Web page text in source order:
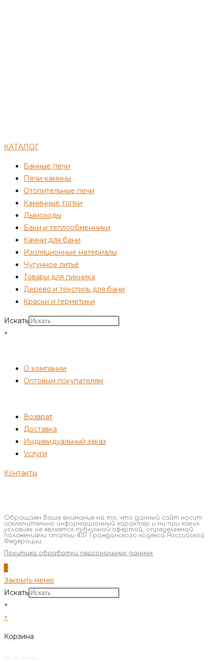
КАТАЛОГ
Банные печи
Печи-камины
Отопительные печи
Каминные топки
Дымоходы
Баки и теплообменники
Камни для бани
Изоляционные материалы
Чугунное литьё
Товары для пикника
Дерево и текстиль для бани
Краски и герметики
Искать
×
О компании
Оптовым покупателям
Возврат
Доставка
Индивидуальный заказ
Услуги
Контакты
Обращаем Ваше внимание на то, что данный сайт носит
исключительно информационный характер и ни при каких
условиях не является публичной офертой, определяемой
положениями статьи 437 Гражданского кодекса Российской
Федерации.
Политика обработки персональных данных
Закрыть меню
Искать
×
×
Корзина